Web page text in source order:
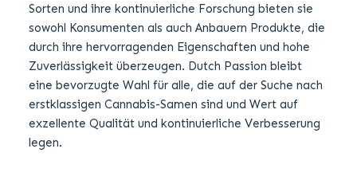
Sorten und ihre kontinuierliche Forschung bieten sie
sowohl Konsumenten als auch Anbauern Produkte, die
durch ihre hervorragenden Eigenschaften und hohe
Zuverlässigkeit überzeugen. Dutch Passion bleibt
eine bevorzugte Wahl für alle, die auf der Suche nach
erstklassigen Cannabis-Samen sind und Wert auf
exzellente Qualität und kontinuierliche Verbesserung
legen.